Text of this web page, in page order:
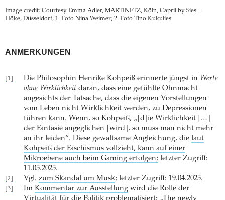
Image credit: Courtesy Emma Adler, MARTINETZ, Köln, Caprii by Sies +
Höke, Düsseldorf; 1. Foto Nina Weimer; 2. Foto Tino Kukulies
ANMERKUNGEN
[1] Die Philosophin Henrike Kohpeiß erinnerte jüngst in Werte
ohne Wirklichkeit daran, dass eine gefühlte Ohnmacht
angesichts der Tatsache, dass die eigenen Vorstellungen
vom Leben nicht Wirklichkeit werden, zu Depressionen
führen kann. Wenn, so Kohpeiß, „[d]ie Wirklichkeit […]
der Fantasie angeglichen [wird], so muss man nicht mehr
an ihr leiden“. Diese gewaltsame Angleichung, die laut
Kohpeiß der Faschismus vollzieht, kann auf einer
Mikroebene auch beim Gaming erfolgen; letzter Zugriff:
11.05.2025.
[2] Vgl. zum Skandal um Musk; letzter Zugriff: 19.04.2025.
[3] Im Kommentar zur Ausstellung wird die Rolle der